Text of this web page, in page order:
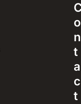
o
n
t
a
c
t